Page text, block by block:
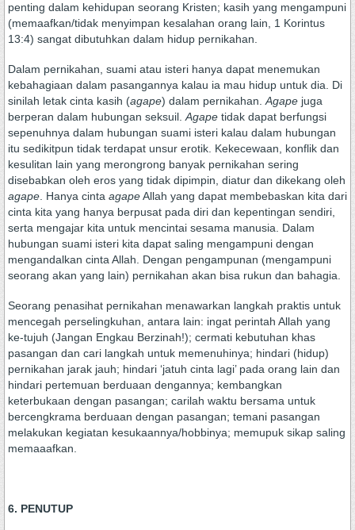
penting dalam kehidupan seorang Kristen; kasih yang mengampuni
(memaafkan/tidak menyimpan kesalahan orang lain, 1 Korintus
13:4) sangat dibutuhkan dalam hidup pernikahan.
Dalam pernikahan, suami atau isteri hanya dapat menemukan
kebahagiaan dalam pasangannya kalau ia mau hidup untuk dia. Di
sinilah letak cinta kasih (agape) dalam pernikahan. Agape juga
berperan dalam hubungan seksuil. Agape tidak dapat berfungsi
sepenuhnya dalam hubungan suami isteri kalau dalam hubungan
itu sedikitpun tidak terdapat unsur erotik. Kekecewaan, konflik dan
kesulitan lain yang merongrong banyak pernikahan sering
disebabkan oleh eros yang tidak dipimpin, diatur dan dikekang oleh
agape . Hanya cinta agapeAllah yang dapat membebaskan kita dari
cinta kita yang hanya berpusat pada diri dan kepentingan sendiri,
serta mengajar kita untuk mencintai sesama manusia. Dalam
hubungan suami isteri kita dapat saling mengampuni dengan
mengandalkan cinta Allah. Dengan pengampunan (mengampuni
seorang akan yang lain) pernikahan akan bisa rukun dan bahagia.
Seorang penasihat pernikahan menawarkan langkah praktis untuk
mencegah perselingkuhan, antara lain: ingat perintah Allah yang
ke-tujuh (Jangan Engkau Berzinah!); cermati kebutuhan khas
pasangan dan cari langkah untuk memenuhinya; hindari (hidup)
pernikahan jarak jauh; hindari ‘jatuh cinta lagi’ pada orang lain dan
hindari pertemuan berduaan dengannya; kembangkan
keterbukaan dengan pasangan; carilah waktu bersama untuk
bercengkrama berduaan dengan pasangan; temani pasangan
melakukan kegiatan kesukaannya/hobbinya; memupuk sikap saling
memaaafkan.
6. PENUTUP